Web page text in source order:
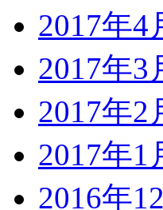
2017年4
2017年3
2017年2
2017年1
2016年